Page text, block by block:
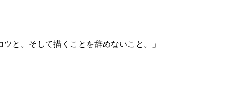
と。そして描くことを辞めないこと。」